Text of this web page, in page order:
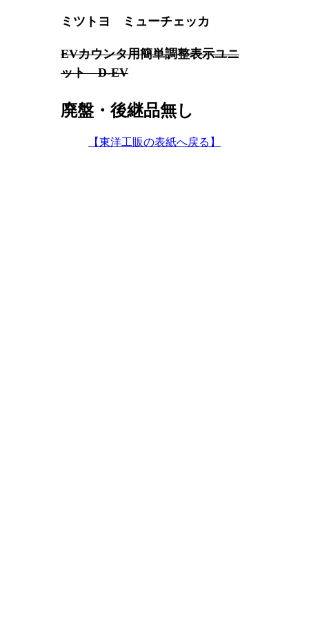
ミツトヨ ミューチェッカ
EVカウンタ用簡単調整表示ユニ
ット D-EV
廃盤・後継品無し
【東洋工販の表紙へ戻る】